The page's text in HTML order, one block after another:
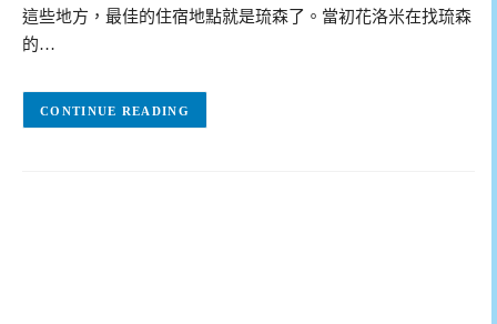
這些地方，最佳的住宿地點就是琉森了。當初花洛米在找琉森
的…
CONTINUE READING